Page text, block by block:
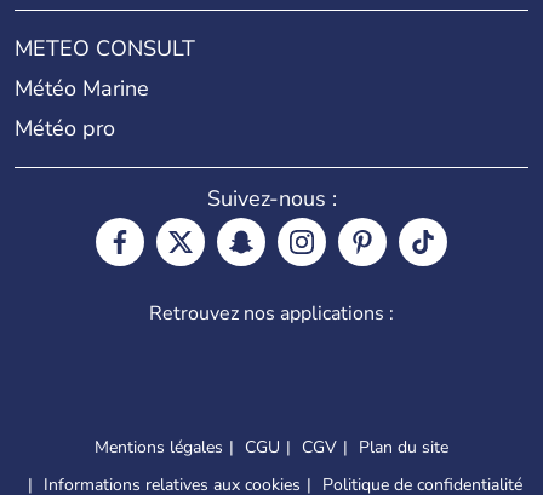
METEO CONSULT
Météo Marine
Météo pro
Suivez-nous :
Retrouvez nos applications :
Mentions légales CGU CGV
Plan du site
Informations relatives aux cookies
Politique de confidentialité